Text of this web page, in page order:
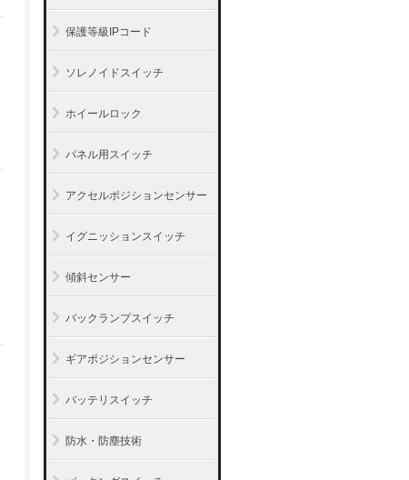
保護等級IPコード
ソレノイドスイッチ
ホイールロック
パネル用スイッチ
アクセルポジションセンサー
イグニッションスイッチ
傾斜センサー
バックランプスイッチ
ギアポジションセンサー
バッテリスイッチ
防水・防塵技術